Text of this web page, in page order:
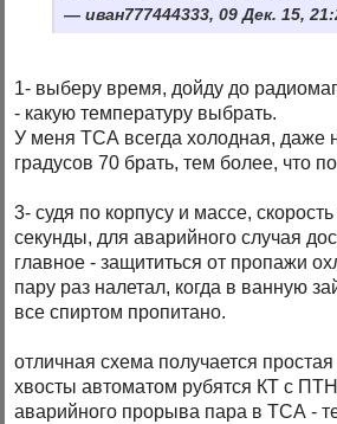
иван777444333, 09 Дек. 15,
1- выберу время, дойду до
- какую температуру выбрать.
У меня ТСА всегда холодная, даже
градусов 70 брать, тем более, что
3- судя по корпусу и массе,
секунды, для аварийного случая
главное - защититься от пропажи
пару раз налетал, когда в ванную
все спиртом пропитано.
отличная схема получается
хвосты автоматом рубятся КТ с
аварийного прорыва пара в ТСА -